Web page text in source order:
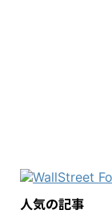
人気の記事